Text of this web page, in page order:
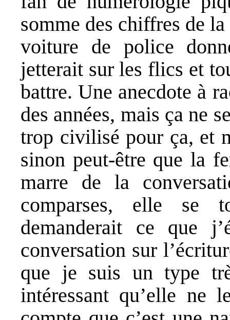
somme des chiffres de
voiture de police
jetterait sur les flics et
battre. Une anecdote à
des années, mais ça ne
trop civilisé pour ça, et
sinon peut-être que la
marre de la
comparses, elle se
demanderait ce que
conversation sur
que je suis un type
intéressant qu’elle ne